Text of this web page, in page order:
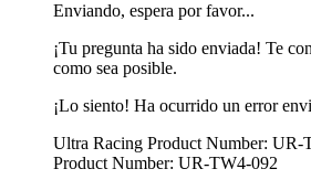
Enviando, espera por favor...
¡Tu pregunta ha sido enviada! Te
como sea posible.
¡Lo siento! Ha ocurrido un error
Ultra Racing Product Number: UR-
Product Number: UR-TW4-092